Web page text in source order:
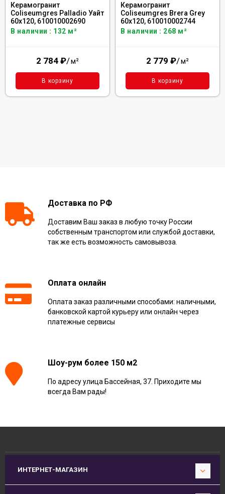
Керамогранит
Coliseumgres Palladio Уайт
60x120, 610010002690
В наличии : 132 м²
2 784 ₽/м²
В корзину
Керамогранит
Coliseumgres Brera Grey
60x120, 610010002744
В наличии : 268 м²
2 779 ₽/м²
В корзину
Доставка по РФ
Доставим Ваш заказ в любую точку России
собственным транспортом или службой доставки,
так же есть возможность самовывоза.
Оплата онлайн
Оплата заказ различными способами: наличными,
банковской картой курьеру или онлайн через
платежные сервисы
Шоу-рум более 150 м2
По адресу улица Бассейная, 37. Приходите мы
всегда Вам рады!
ИНТЕРНЕТ-МАГАЗИН